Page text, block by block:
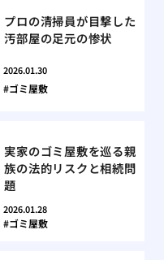
プロの清掃員が目撃した
汚部屋の足元の惨状
2026.01.30
ゴミ屋敷
実家のゴミ屋敷を巡る親
族の法的リスクと相続問
題
2026.01.28
ゴミ屋敷